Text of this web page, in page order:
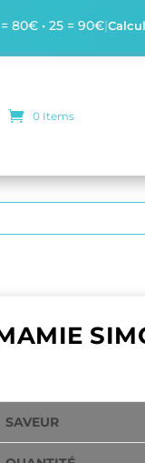
80€ • 25 = 90€|
0 Items
SAVEUR